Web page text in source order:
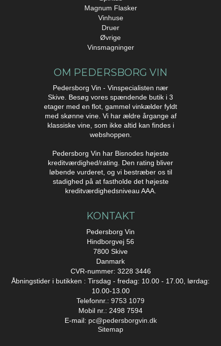
Magnum Flasker
Vinhuse
Druer
Øvrige
Vinsmagninger
OM PEDERSBORG VIN
Pedersborg Vin - Vinspecialisten nær
Skive. Besøg vores spændende butik i 3
etager med en flot, gammel vinkælder fyldt
med skønne vine. Vi har ældre årgange af
klassiske vine, som ikke altid kan findes i
webshoppen.
Pedersborg Vin har Bisnodes højeste
kreditværdighed/rating. Den rating bliver
løbende vurderet, og vi bestræber os til
stadighed på at fastholde det højeste
kreditværdighedsniveau AAA.
KONTAKT
Pedersborg Vin
Hindborgvej 56
7800 Skive
Danmark
CVR-nummer: 3228 3446
Åbningstider i butikken : Tirsdag - fredag: 10.00 - 17.00, lørdag:
10.00-13.00
Telefonnr.: 9753 1079
Mobil nr.: 2498 7594
E-mail: pc@pedersborgvin.dk
Sitemap